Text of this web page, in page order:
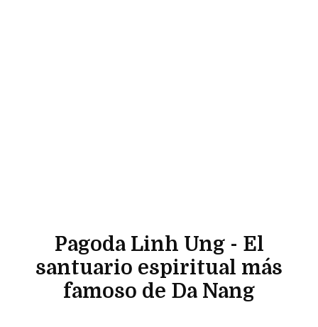
Pagoda Linh Ung - El
santuario espiritual más
famoso de Da Nang